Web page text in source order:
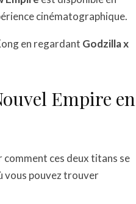
cinématographique.
en regardant Godzilla x
Empire en
comment ces deux titans se
vous pouvez trouver